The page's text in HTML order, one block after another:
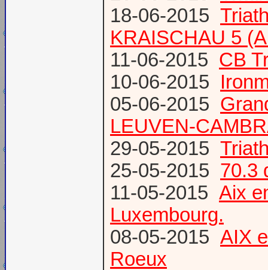
18-06-2015
KRAISCHAU 5
11-06-2015 CB
10-06-2015
05-06-2015
LEUVEN-
29-05-2015
25-05-2015 70.3
11-05-2015 Aix
Luxembourg.
08-05-2015 AIX
Roeux